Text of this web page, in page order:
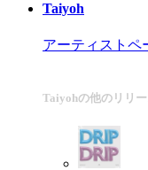
Taiyoh
アーティストペ
Taiyohの他のリリー